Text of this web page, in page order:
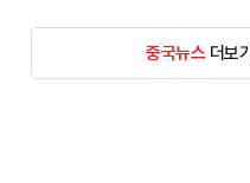
중국뉴스더보기